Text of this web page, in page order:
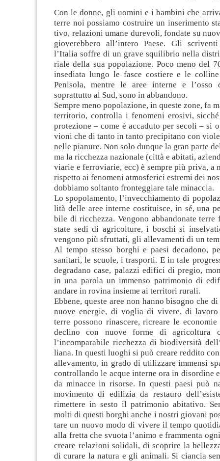
Con le donne, gli uomini e i bam­bini che
terre noi pos­siamo costruire un inse­ri­mento
tivo, rela­zioni umane dure­voli, fon­date su
gio­ve­reb­bero all’intero Paese. Gli
l’Italia sof­fre di un grave squi­li­brio nella
riale della sua popo­la­zione. Poco meno del
inse­diata lungo le fasce costiere e le
Peni­sola, men­tre le aree interne e l’osso
soprat­tutto al Sud, sono in abbandono.
Sem­pre meno popo­la­zione, in que­ste zone, fa
ter­ri­to­rio, con­trolla i feno­meni ero­sivi,
pro­te­zione – come è acca­duto per secoli – si
vioni che di tanto in tanto pre­ci­pi­tano con
nelle pia­nure. Non solo dun­que la gran parte
ma la ric­chezza nazio­nale (città e abi­tati,
via­rie e fer­ro­via­rie, ecc) è sem­pre più priva, a
rispetto ai feno­meni atmo­sfe­rici estremi dei
dob­biamo sol­tanto fron­teg­giare tale minaccia.
Lo spo­po­la­mento, l’invecchiamento di
lità delle aree interne costi­tui­sce, in sé, una
bile di ric­chezza. Ven­gono abban­do­nate
state sedi di agri­col­ture, i boschi si
ven­gono più sfrut­tati, gli alle­va­menti di un
Al tempo stesso bor­ghi e paesi deca­dono,
sani­tari, le scuole, i tra­sporti. E in tale
degra­dano case, palazzi edi­fici di pre­gio,
in una parola un immenso patri­mo­nio di
andare in rovina insieme ai ter­ri­tori rurali.
Ebbene, que­ste aree non hanno biso­gno che
nuove ener­gie, di voglia di vivere, di lavoro
terre pos­sono rina­scere, ricreare le
declino con nuove forme di agri­col­tura
l’incomparabile ric­chezza di bio­di­ver­sità
liana. In que­sti luo­ghi si può creare red­dito
alle­va­mento, in grado di uti­liz­zare immensi
con­trol­lando le acque interne ora in disor­dine
da minacce in risorse. In que­sti paesi può
movi­mento di edi­li­zia da restauro
rimet­tere in sesto il patri­mo­nio abi­ta­tivo.
molti di que­sti bor­ghi anche i nostri gio­vani
tare un nuovo modo di vivere il tempo
alla fretta che svuota l’animo e fram­menta
creare rela­zioni soli­dali, di sco­prire la
di curare la natura e gli ani­mali. Si cian­cia